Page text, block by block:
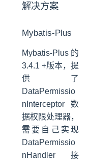
解决方案
Mybatis-Plus
Mybatis-Plus的
3.4.1 +版本，提
供了
DataPermissio
nInterceptor数
据权限处理器，
需要自己实现
DataPermissio
nHandler接